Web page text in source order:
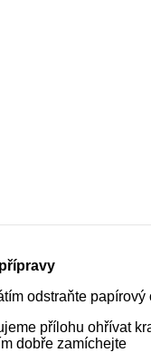
odstraňte
přílohu ohřívat
dobře zamíchejte